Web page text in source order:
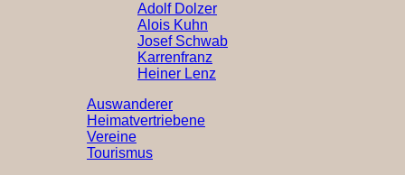
Adolf Dolzer
Alois Kuhn
Josef Schwab
Karrenfranz
Heiner Lenz
Auswanderer
Heimatvertriebene
Vereine
Tourismus